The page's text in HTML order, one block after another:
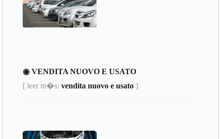
◉ VENDITA NUOVO E USATO
[ leer m�s:vendita nuovo e usato ]